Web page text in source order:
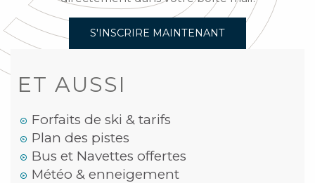
S'INSCRIRE MAINTENANT
ET AUSSI
Forfaits de ski & tarifs
Plan des pistes
Bus et Navettes offertes
Météo & enneigement